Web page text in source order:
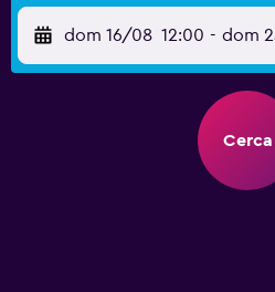
dom 16/08 12:00 - dom
Cerca